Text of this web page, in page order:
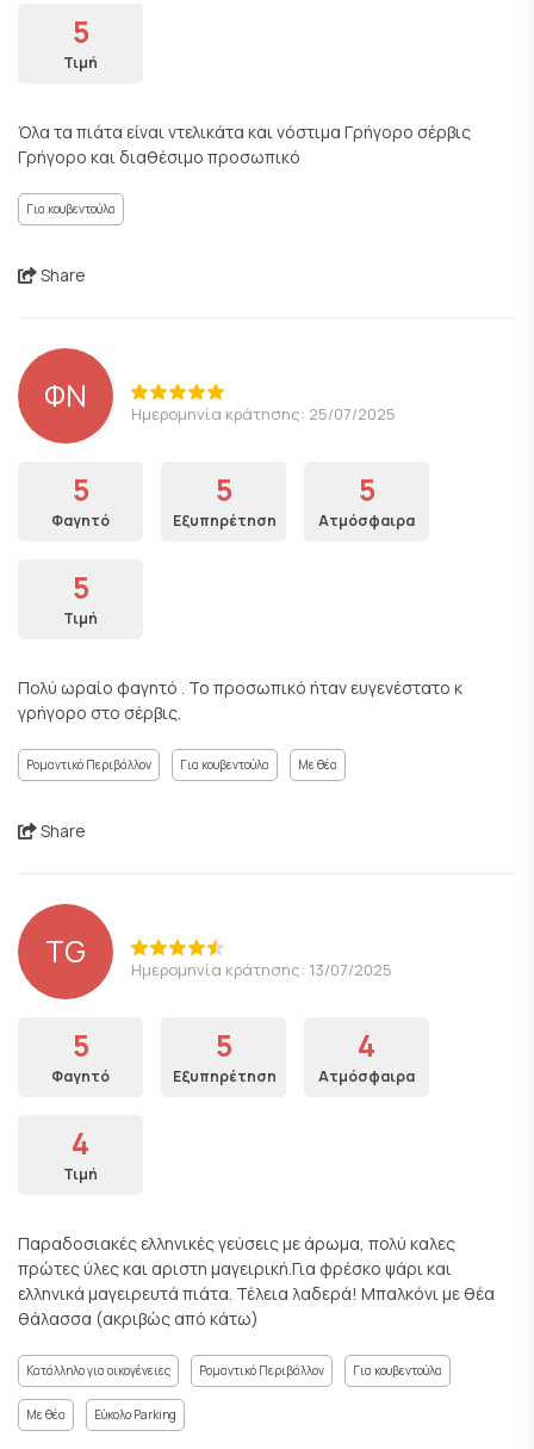
5
Τιμή
Όλα τα πιάτα είναι ντελικάτα και νόστιμα Γρήγορο σέρβις
Γρήγορο και διαθέσιμο προσωπικό
Για κουβεντούλα
Share
ΦΝ Ημερομηνία κράτησης: 25/07/2025
5
Φαγητό
5
Εξυπηρέτηση
5
Ατμόσφαιρα
5
Τιμή
Πολύ ωραίο φαγητό . Το προσωπικό ήταν ευγενέστατο κ
γρήγορο στο σέρβις.
Ρομαντικό Περιβάλλον Για κουβεντούλα Με θέα
Share
TG Ημερομηνία κράτησης: 13/07/2025
5
Φαγητό
5
Εξυπηρέτηση
4
Ατμόσφαιρα
4
Τιμή
Παραδοσιακές ελληνικές γεύσεις με άρωμα, πολύ καλες
πρώτες ύλες και αριστη μαγειρική.Για φρέσκο ψάρι και
ελληνικά μαγειρευτά πιάτα. Τέλεια λαδερά! Μπαλκόνι με θέα
θάλασσα (ακριβώς από κάτω)
Κατάλληλο για οικογένειες Ρομαντικό Περιβάλλον Για κουβεντούλα
Με θέα Εύκολο Parking